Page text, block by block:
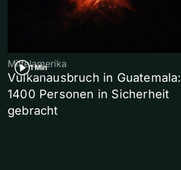
1 Min
Mittelamerika
Vulkanausbruch in Guatemala:
1400 Personen in Sicherheit
gebracht